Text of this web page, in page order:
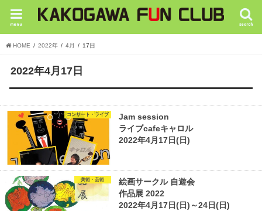
search
menu
HOME 2022年 4月 17日
2022年4月17日
コンサート・ライブ
Jam session
ライブcafeキャロル
2022年4月17日(日)
美術・芸術
絵画サークル 自遊会
作品展 2022
2022年4月17日(日)～24日(日)